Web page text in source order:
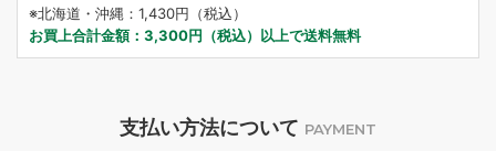
※北海道・沖縄：1,430円（税込）
お買上合計金額：3,300円（税込）以上で送料無料
支払い方法について PAYMENT